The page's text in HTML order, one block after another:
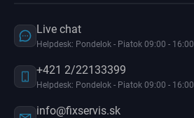
Live chat
Helpdesk: Pondelok - Piatok 09:00 - 16:00
+421 2/22133399
Helpdesk: Pondelok - Piatok 09:00 - 16:00
info@fixservis.sk